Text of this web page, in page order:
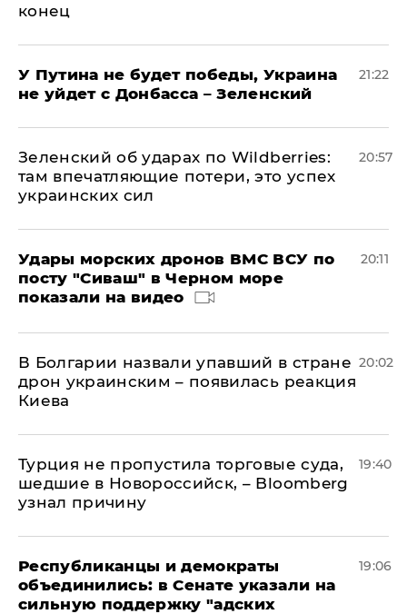
конец
У Путина не будет победы, Украина
не уйдет с Донбасса – Зеленский
21:22
Зеленский об ударах по Wildberries:
там впечатляющие потери, это успех
украинских сил
20:57
Удары морских дронов ВМС ВСУ по
посту "Сиваш" в Черном море
показали на видео
20:11
В Болгарии назвали упавший в стране
дрон украинским – появилась реакция
Киева
20:02
Турция не пропустила торговые суда,
шедшие в Новороссийск, – Bloomberg
узнал причину
19:40
Республиканцы и демократы
объединились: в Сенате указали на
сильную поддержку "адских
19:06